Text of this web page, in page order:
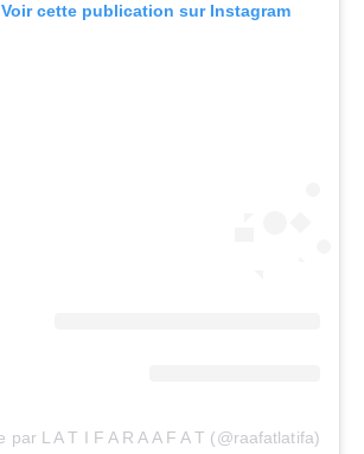
Voir cette publication sur Instagram